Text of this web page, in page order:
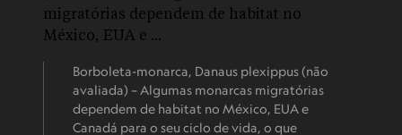
Borboleta-monarca, Danaus plexippus (não
avaliada) – Algumas monarcas migratórias
dependem de habitat no México, EUA e
Canadá para o seu ciclo de vida, o que